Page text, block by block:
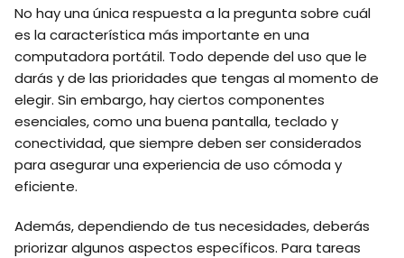
No hay una única respuesta a la pregunta sobre cuál
es la característica más importante en una
computadora portátil. Todo depende del uso que le
darás y de las prioridades que tengas al momento de
elegir. Sin embargo, hay ciertos componentes
esenciales, como una buena pantalla, teclado y
conectividad, que siempre deben ser considerados
para asegurar una experiencia de uso cómoda y
eficiente.
Además, dependiendo de tus necesidades, deberás
priorizar algunos aspectos específicos. Para tareas